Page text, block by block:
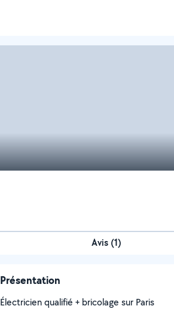
Avis (1)
Présentation
Électricien qualifié + bricolage sur Paris